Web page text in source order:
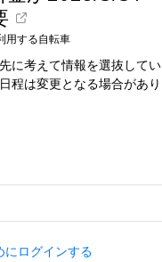
用する自転車
に考えて情報を選抜してい
程は変更となる場合があり
にログインする